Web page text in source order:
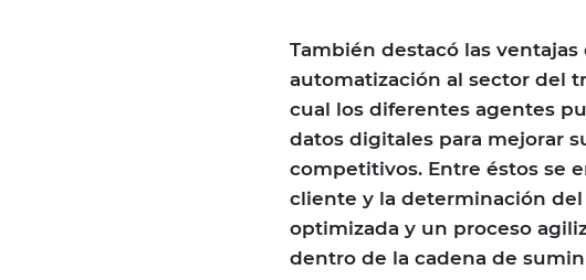
También destacó las
automatización al sector del
cual los diferentes agentes
datos digitales para mejorar
competitivos. Entre éstos se
cliente y la determinación
optimizada y un proceso
dentro de la cadena de